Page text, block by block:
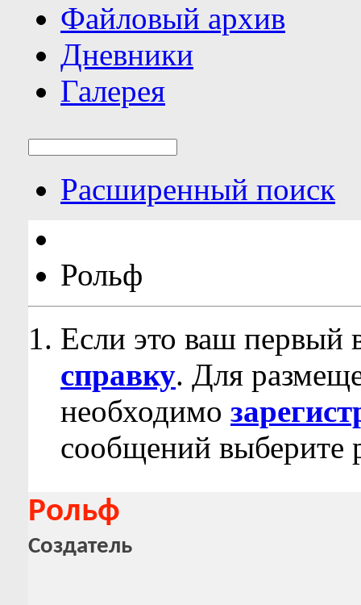
Файловый архив
Дневники
Галерея
Расширенный поиск
Рольф
Если это ваш первый
справку. Для
необходимо
сообщений выберите
Рольф
Создатель